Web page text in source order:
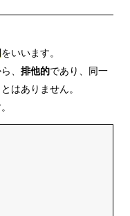
をいいます。
、 排他的であり、同一
はありません。